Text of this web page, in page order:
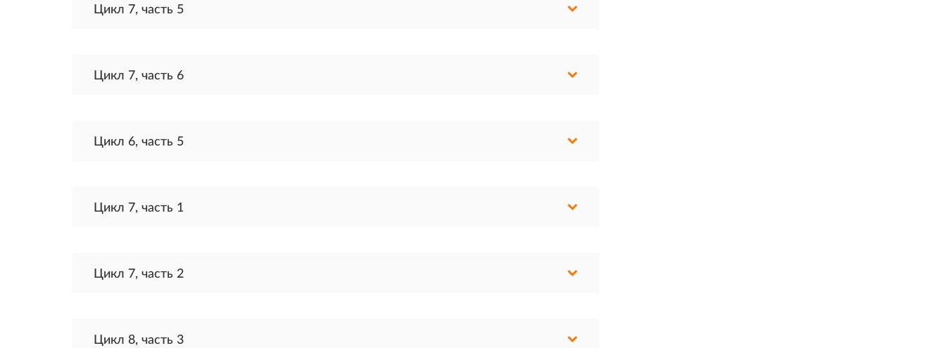
Цикл 7, часть 5
Цикл 7, часть 6
Цикл 6, часть 5
Цикл 7, часть 1
Цикл 7, часть 2
Цикл 8, часть 3